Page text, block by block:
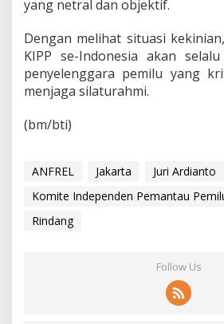
yang netral dan objektif.
Dengan melihat situasi
KIPP se-Indonesia akan
penyelenggara pemilu yang
menjaga silaturahmi.
(bm/bti)
ANFREL Jakarta Juri Ardianto
Komite Independen Pemantau
Rindang
Follow Us